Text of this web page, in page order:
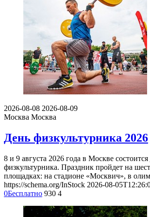
2026-08-08 2026-08-09
Москва Москва
День физкультурника 2026
8 и 9 августа 2026 года в Москве
физкультурника. Праздник пройдет на
площадках: на стадионе «Москвич», в
https://schema.org/InStock 2026-08-
0Бесплатно 930 4